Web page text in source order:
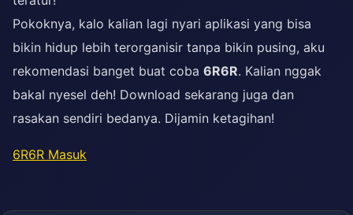
Pokoknya, kalo kalian lagi nyari aplikasi yang bisa
bikin hidup lebih terorganisir tanpa bikin pusing, aku
rekomendasi banget buat coba 6R6R. Kalian nggak
bakal nyesel deh! Download sekarang juga dan
rasakan sendiri bedanya. Dijamin ketagihan!
6R6R Masuk